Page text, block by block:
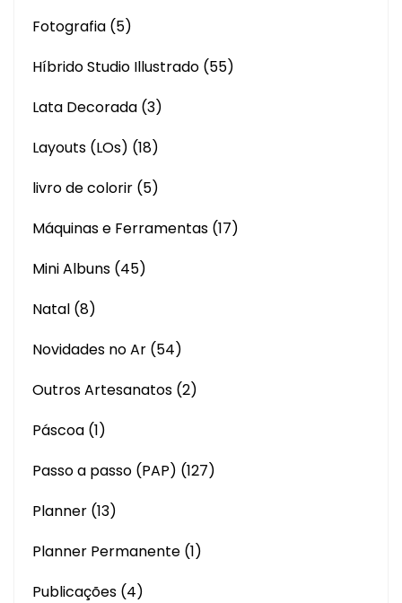
Fotografia (5)
Híbrido Studio Illustrado (55)
Lata Decorada (3)
Layouts (LOs) (18)
livro de colorir (5)
Máquinas e Ferramentas (17)
Mini Albuns (45)
Natal (8)
Novidades no Ar (54)
Outros Artesanatos (2)
Páscoa (1)
Passo a passo (PAP) (127)
Planner (13)
Planner Permanente (1)
Publicações (4)